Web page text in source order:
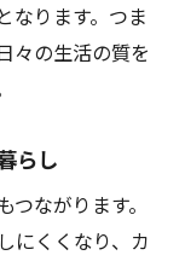
なります。つま
々の生活の質を
らし
ながります。
にくくなり、カ